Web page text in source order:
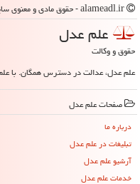
علم عدل
حقوق و وکالت
علم عدل، عدالت در دسترس همگان. با
صفحات علم عدل
درباره ما
تبلیغات در علم عدل
آرشیو علم عدل
خدمات علم عدل